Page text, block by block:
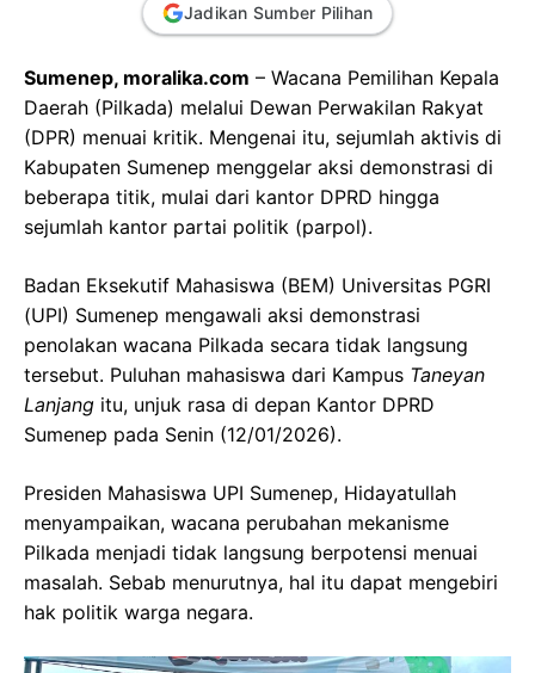
Jadikan Sumber Pilihan
Sumenep, moralika.com – Wacana Pemilihan Kepala
Daerah (Pilkada) melalui Dewan Perwakilan Rakyat
(DPR) menuai kritik. Mengenai itu, sejumlah aktivis di
Kabupaten Sumenep menggelar aksi demonstrasi di
beberapa titik, mulai dari kantor DPRD hingga
sejumlah kantor partai politik (parpol).
Badan Eksekutif Mahasiswa (BEM) Universitas PGRI
(UPI) Sumenep mengawali aksi demonstrasi
penolakan wacana Pilkada secara tidak langsung
tersebut. Puluhan mahasiswa dari Kampus Taneyan
Lanjang itu, unjuk rasa di depan Kantor DPRD
Sumenep pada Senin (12/01/2026).
Presiden Mahasiswa UPI Sumenep, Hidayatullah
menyampaikan, wacana perubahan mekanisme
Pilkada menjadi tidak langsung berpotensi menuai
masalah. Sebab menurutnya, hal itu dapat mengebiri
hak politik warga negara.